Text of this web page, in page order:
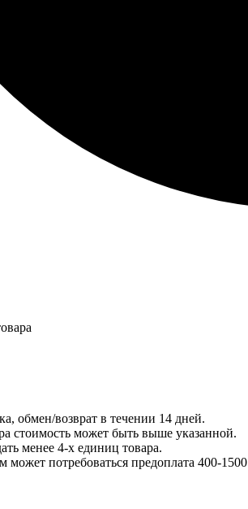
обмен/возврат в течении 14 дней.
стоимость может быть выше указанной.
менее 4-х единиц товара.
потребоваться предоплата 400-